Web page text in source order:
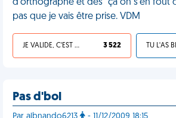
d’orthographe et des "ça on s'en fout
pas que je vais être prise. VDM
JE VALIDE, C'EST UNE VDM 3 522
Pas d'bol